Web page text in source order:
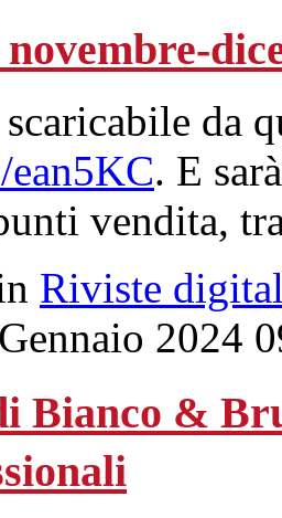
da
. E
vendita,
Riviste
2024
Bianco &